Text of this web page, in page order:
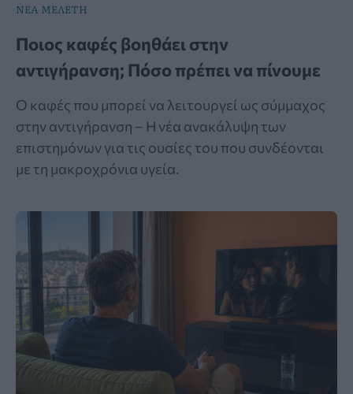
ΝΕΑ ΜΕΛΕΤΗ
Ποιος καφές βοηθάει στην
αντιγήρανση; Πόσο πρέπει να πίνουμε
Ο καφές που μπορεί να λειτουργεί ως σύμμαχος
στην αντιγήρανση – Η νέα ανακάλυψη των
επιστημόνων για τις ουσίες του που συνδέονται
με τη μακροχρόνια υγεία.